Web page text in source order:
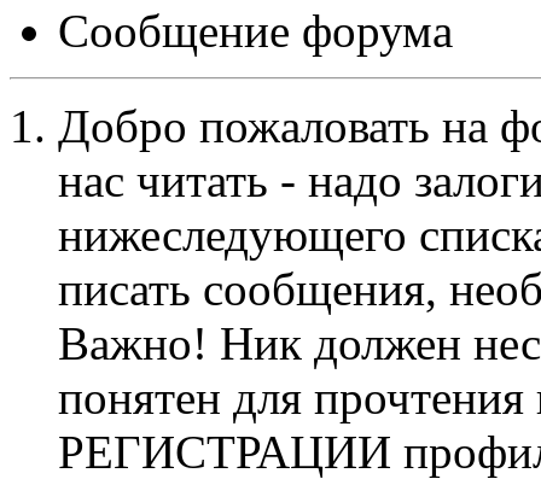
Сообщение форума
Добро пожаловать на
нас читать - надо
нижеследующего
писать сообщения,
Важно! Ник должен
понятен для
РЕГИСТРАЦИИ профиль